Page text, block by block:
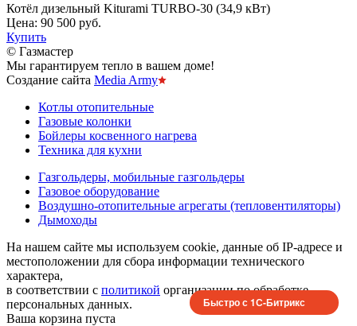
Котёл дизельный Kiturami TURBO-30 (34,9 кВт)
Цена: 90 500 руб.
Купить
© Газмастер
Мы гарантируем тепло в вашем доме!
Создание сайта Media Army
Котлы отопительные
Газовые колонки
Бойлеры косвенного нагрева
Техника для кухни
Газгольдеры, мобильные газгольдеры
Газовое оборудование
Воздушно-отопительные агрегаты (тепловентиляторы)
Дымоходы
На нашем сайте мы используем cookie, данные об IP-адресе и
местоположении для сбора информации технического
характера,
в соответствии с политикой организации по обработке
персональных данных.
Ваша корзина пуста
Быстро с 1С-Битрикс